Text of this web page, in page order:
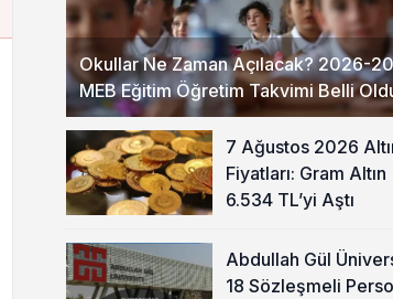
Okullar Ne Zaman Açılacak? 2026-
MEB Eğitim Öğretim Takvimi Belli
7 Ağustos 2026
Fiyatları: Gram Altın
6.534 TL’yi Aştı
Abdullah Gül
18 Sözleşmeli